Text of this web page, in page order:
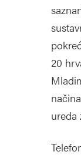
20
ureda